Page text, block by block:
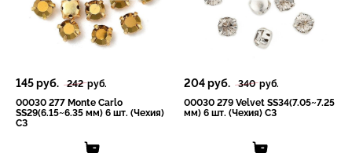
145руб. 242руб.
00030 277 Monte Carlo
SS29(6.15~6.35 мм) 6 шт. (Чехия)
СЗ
204руб. 340руб.
00030 279 Velvet SS34(7.05~7.25
мм) 6 шт. (Чехия) СЗ